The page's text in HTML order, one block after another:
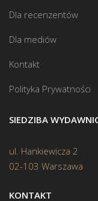
Dla recenzentów
Dla mediów
Kontakt
Polityka Prywatności
SIEDZIBA
ul. Hankiewicza 2
02-103 Warszawa
KONTAKT